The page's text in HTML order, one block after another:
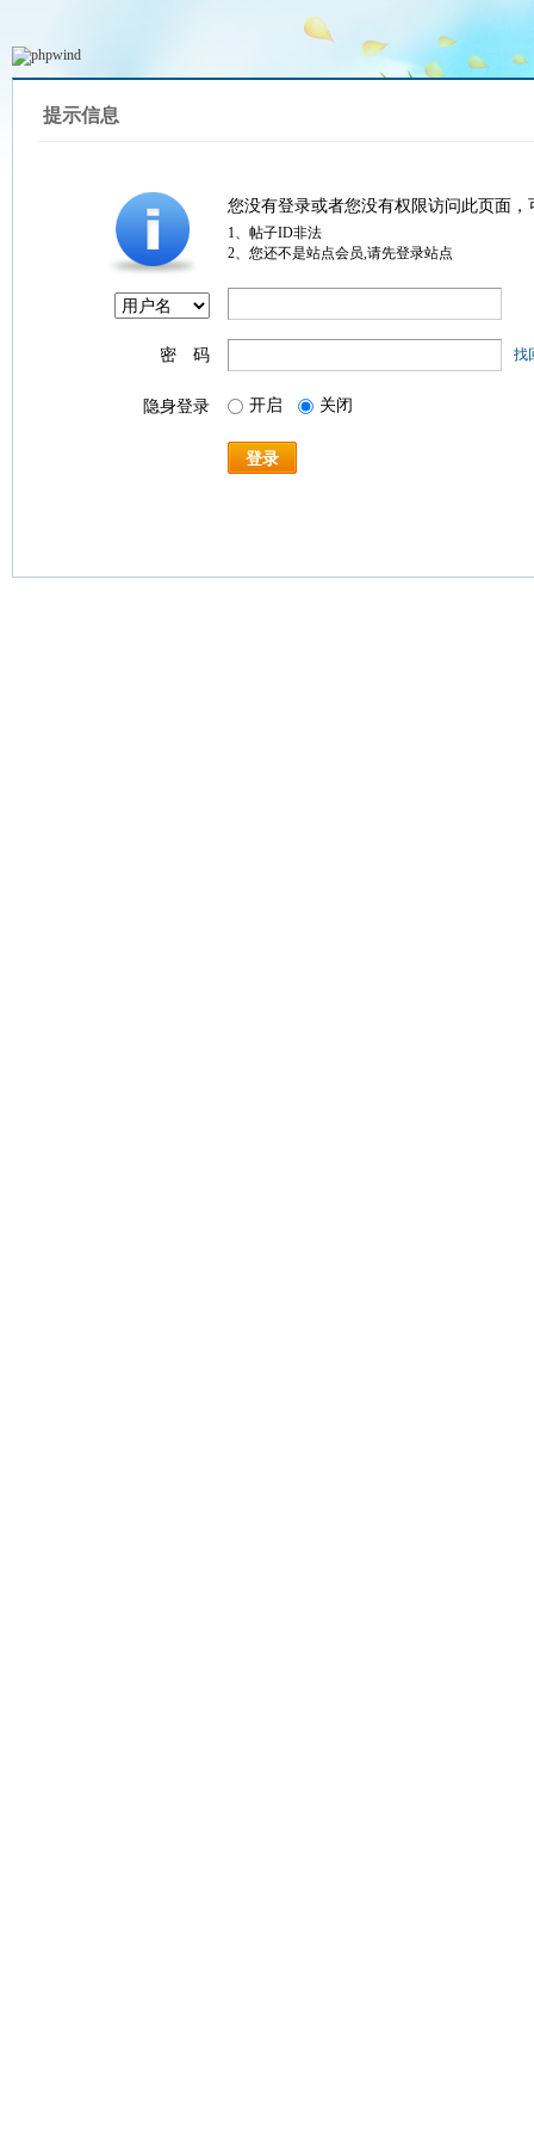
提示信息
您没有登录或者您没有权限访问此页面
1、帖子ID非法
2、您还不是站点会员,请先登录站点
密 码 找
隐身登录 开启 关闭
登录